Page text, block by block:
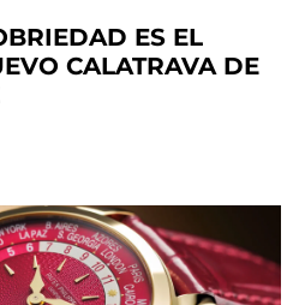
ES EL
CALATRAVA DE